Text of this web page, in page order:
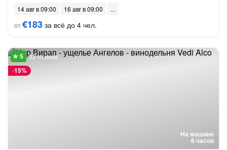
14 авг в 09:00
16 авг в 09:00
от€183 за всё до 4 чел.
На машине
6 часов
-15%
32 отзыва